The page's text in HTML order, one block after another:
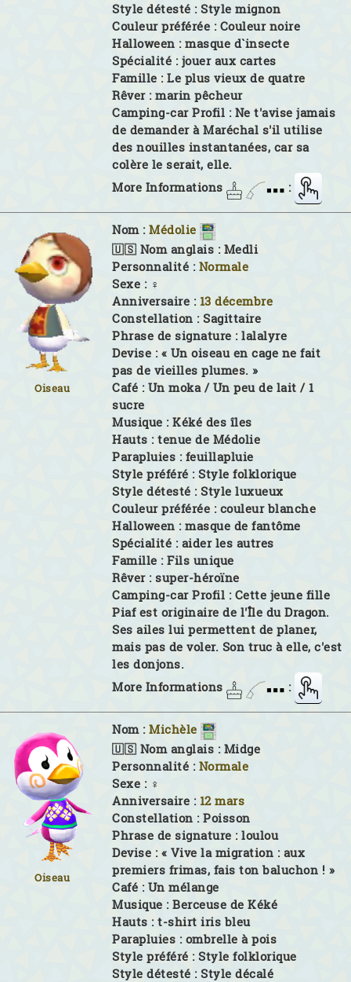
Style détesté : Style mignon
Couleur préférée : Couleur noire
Halloween : masque d`insecte
Spécialité : jouer aux cartes
Famille : Le plus vieux de quatre
Rêver : marin pêcheur
Camping-car Profil : Ne t'avise jamais
de demander à Maréchal s'il utilise
des nouilles instantanées, car sa
colère le serait, elle.
More Informations
:
Oiseau
Nom : Médolie
🇺🇸 Nom anglais : Medli
Personnalité : Normale
Sexe : ♀
Anniversaire : 13 décembre
Constellation : Sagittaire
Phrase de signature : lalalyre
Devise : « Un oiseau en cage ne fait
pas de vieilles plumes. »
Café : Un moka / Un peu de lait / 1
sucre
Musique : Kéké des îles
Hauts : tenue de Médolie
Parapluies : feuillapluie
Style préféré : Style folklorique
Style détesté : Style luxueux
Couleur préférée : couleur blanche
Halloween : masque de fantôme
Spécialité : aider les autres
Famille : Fils unique
Rêver : super-héroïne
Camping-car Profil : Cette jeune fille
Piaf est originaire de l'Île du Dragon.
Ses ailes lui permettent de planer,
mais pas de voler. Son truc à elle, c'est
les donjons.
More Informations
:
Oiseau
Nom : Michèle
🇺🇸 Nom anglais : Midge
Personnalité : Normale
Sexe : ♀
Anniversaire : 12 mars
Constellation : Poisson
Phrase de signature : loulou
Devise : « Vive la migration : aux
premiers frimas, fais ton baluchon ! »
Café : Un mélange
Musique : Berceuse de Kéké
Hauts : t-shirt iris bleu
Parapluies : ombrelle à pois
Style préféré : Style folklorique
Style détesté : Style décalé